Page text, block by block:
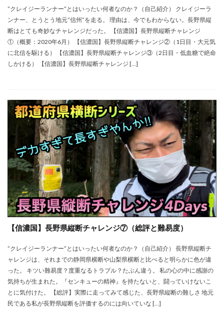
”クレイジーランナー”とはいったい何者なのか？（自己紹介） クレイジーラ
ンナー、とうとう地元”信州”を走る。 理由は、今でもわからない。長野県縦
断はとても奇妙なチャレンジだった。 【信濃国】長野県縦断チャレンジ
①（概要：2020年6月） 【信濃国】長野県縦断チャレンジ②（1日目・大元気
に北信を駆ける） 【信濃国】長野県縦断チャレンジ③（2日目・低血糖で絶命
しかける） 【信濃国】長野県縦断チャレンジ […]
【信濃国】長野県縦断チャレンジ⑦（総評と難易度）
”クレイジーランナー”とはいったい何者なのか？（自己紹介） 長野県縦断チ
ャレンジは、それまでの静岡県横断や山梨県横断と比べると明らかに色が違
った。 キツい難易度？度重なるトラブル？たぶん違う。 私の心の中に感謝の
気持ちが生まれた。『センキューの精神』を持たないと、闘っていけないこ
とに気付けた。 【総評】実際に走ってみて感じた、長野県縦断の難しさ 地元
民である私が長野県縦断を評価するのには向いていな […]